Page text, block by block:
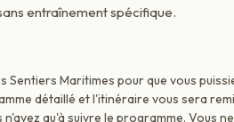
entraînement spécifique.
Sentiers Maritimes pour que vous
détaillé et l'itinéraire vous sera
qu'à suivre le programme. Vous